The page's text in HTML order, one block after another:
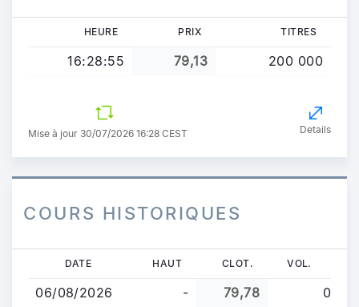
HEURE PRIX TITRES
16:28:55 79,13 200 000
Mise à jour 30/07/2026 16:28 CEST Details
COURS HISTORIQUES
contenu
DATE HAUT CLOT. VOL.
06/08/2026 - 79,78
0